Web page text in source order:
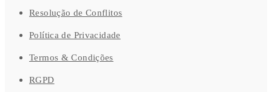
Resolução de Conflitos
Política de Privacidade
Termos & Condições
RGPD